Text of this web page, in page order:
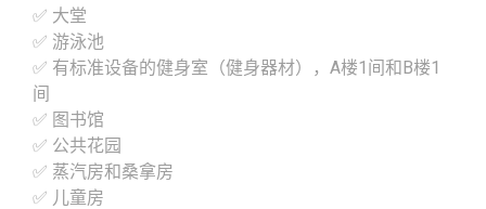
✅ 大堂
✅ 游泳池
✅ 有标准设备的健身室（健身器材），A楼1间和B楼1
间
✅ 图书馆
✅ 公共花园
✅ 蒸汽房和桑拿房
✅ 儿童房